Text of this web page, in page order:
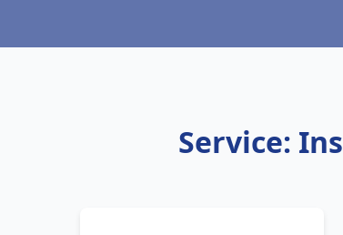
Service: